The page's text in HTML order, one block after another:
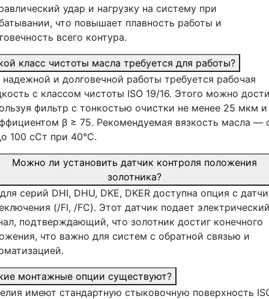
удар и нагрузку на систему при
что повышает плавность работы и
всего контура.
класс чистоты масла требуется для работы?
и долговечной работы требуется рабочая
с классом чистоты ISO 19/16. Этого можно
фильтр с тонкостью очистки не менее 25 мкм и
β ≥ 75. Рекомендуемая вязкость масла —
100 сСт при 40°C.
Можно ли установить датчик контроля положения
золотника?
серий DHI, DHU, DKE, DKER доступна опция с
(/FI, /FC). Этот датчик подает
подтверждающий, что золотник достиг конечного
что важно для систем с обратной связью и
монтажные опции существуют?
имеют стандартную стыковочную поверхность